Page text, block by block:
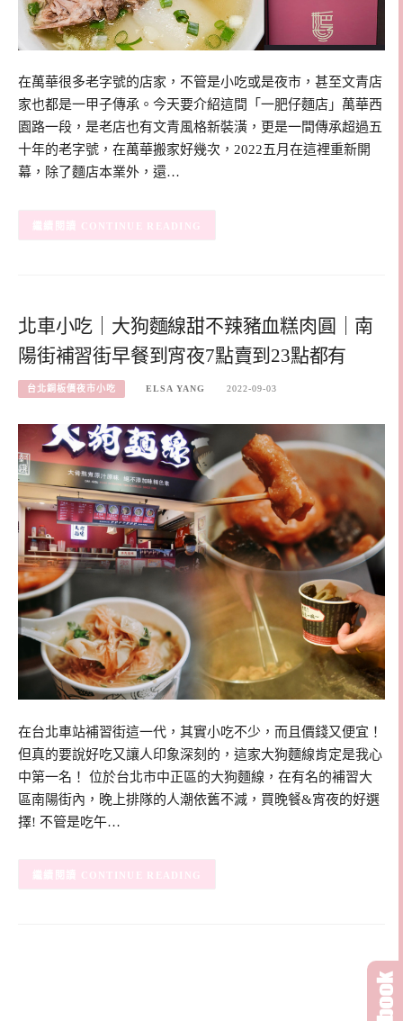
在萬華很多老字號的店家，不管是小吃或是夜市，甚至文青店
家也都是一甲子傳承。今天要介紹這間「一肥仔麵店」萬華西
園路一段，是老店也有文青風格新裝潢，更是一間傳承超過五
十年的老字號，在萬華搬家好幾次，2022五月在這裡重新開
幕，除了麵店本業外，還…
CONTINUE READING
北車小吃｜大狗麵線甜不辣豬血糕肉圓｜南
陽街補習街早餐到宵夜7點賣到23點都有
台北銅板價夜市小吃 ELSA YANG 2022-09-03
在台北車站補習街這一代，其實小吃不少，而且價錢又便宜！
但真的要說好吃又讓人印象深刻的，這家大狗麵線肯定是我心
中第一名！ 位於台北市中正區的大狗麵線，在有名的補習大
區南陽街內，晚上排隊的人潮依舊不減，買晚餐&宵夜的好選
擇! 不管是吃午…
CONTINUE READING